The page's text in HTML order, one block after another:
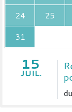
24
25
31
15
JUIL.